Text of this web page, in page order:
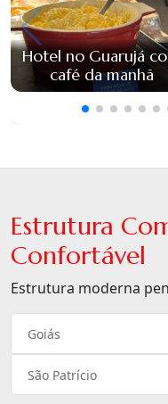
Hotel no Guarujá
café da manhã
Estrutura
Confortável
Estrutura moderna
Goiás
São Patrício